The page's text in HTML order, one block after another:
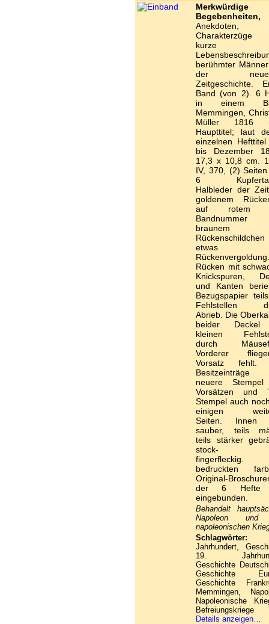
Merkwürdige
Begebenheiten,
Anekdoten,
Charakterzüge
kurze
berühmter
der
Zeitgeschichte.
Band (von 2). 6
in einem
Memmingen,
Müller 1816
Haupttitel; laut
einzelnen Hefttitel
bis Dezember
17,3 x 10,8 cm.
IV, 370, (2)
6
Halbleder der
goldenem
auf rotem
Bandnummer
braunem
etwas
Rückenvergoldung.
Rücken mit
Knickspuren,
und Kanten
Bezugspapier
Fehlstellen
Abrieb. Die
beider Deckel
kleinen
durch
Vorderer
Vorsatz fehlt.
Besitzeinträge
neuere
Vorsätzen und
Stempel auch
einigen
Seiten. Innen
sauber, teils
teils stärker
stock-
fingerfleckig.
bedruckten
Original-
der 6 Hefte
eingebunden.
Behandelt
Napoleon und
napoleonischen
Schlagwörter:
Jahrhundert,
19.
Geschichte
Geschichte
Geschichte
Memmingen,
Napoleonische
Befreiungskriege
Details anzeigen…